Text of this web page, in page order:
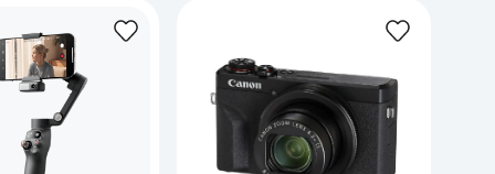
Soat kamarlari
Foto apparatlari va Video-